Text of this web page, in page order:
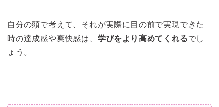
自分の頭で考えて、それが実際に目の前で実現できた
時の達成感や爽快感は、 学びをより高めてくれるでし
ょう。